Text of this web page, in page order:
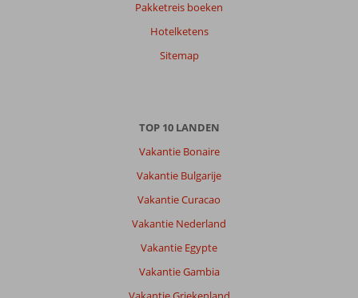
Pakketreis boeken
Hotelketens
Sitemap
TOP 10 LANDEN
Vakantie Bonaire
Vakantie Bulgarije
Vakantie Curacao
Vakantie Nederland
Vakantie Egypte
Vakantie Gambia